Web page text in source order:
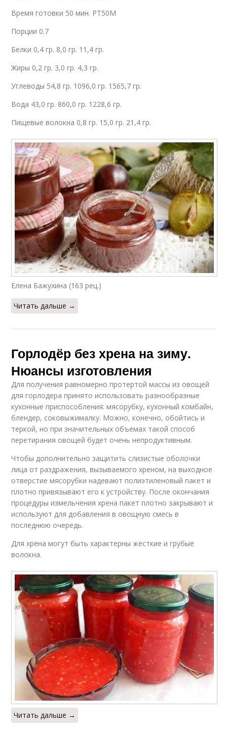
Время готовки 50 мин. PT50M
Порции 0.7
Белки 0,4 гр. 8,0 гр. 11,4 гр.
Жиры 0,2 гр. 3,0 гр. 4,3 гр.
Углеводы 54,8 гр. 1096,0 гр. 1565,7 гр.
Вода 43,0 гр. 860,0 гр. 1228,6 гр.
Пищевые волокна 0,8 гр. 15,0 гр. 21,4 гр.
Елена Бажухина (163 рец.)
Читать дальше →
Горлодёр без хрена на зиму.
Нюансы изготовления
Для получения равномерно протертой массы из овощей
для горлодера принято использовать разнообразные
кухонные приспособления: мясорубку, кухонный комбайн,
блендер, соковыжималку. Можно, конечно, обойтись и
теркой, но при значительных объемах такой способ
перетирания овощей будет очень непродуктивным.
Чтобы дополнительно защитить слизистые оболочки
лица от раздражения, вызываемого хреном, на выходное
отверстие мясорубки надевают полиэтиленовый пакет и
плотно привязывают его к устройству. После окончания
процедуры измельчения хрена пакет плотно закрывают и
используют для добавления в овощную смесь в
последнюю очередь.
Для хрена могут быть характерны жесткие и грубые
волокна.
Читать дальше →